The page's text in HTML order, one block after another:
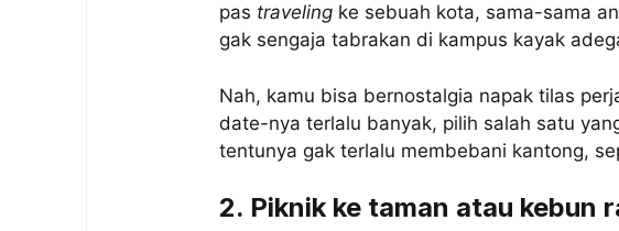
pas traveling ke sebuah kota, sama-sama
gak sengaja tabrakan di kampus kayak
Nah, kamu bisa bernostalgia napak tilas
date-nya terlalu banyak, pilih salah satu
tentunya gak terlalu membebani kantong,
2. Piknik ke taman atau kebun